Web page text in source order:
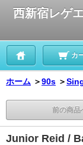
西新宿レゲ
カ
ホーム ＞90s ＞
前の商品
Junior Reid /